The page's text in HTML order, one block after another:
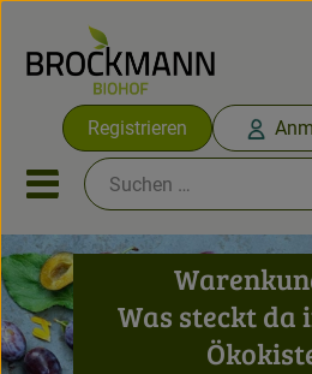
Registrieren
Mobiles Menu
Abokisten
Angebote & Neues
Was steckt da